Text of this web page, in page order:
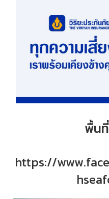
พื้น
https://